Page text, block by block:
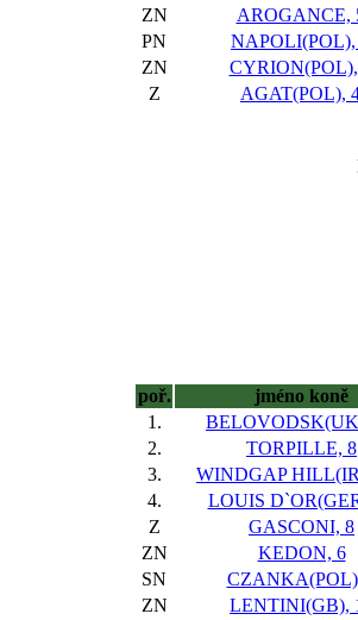
ZN
AROGANCE,
PN
NAPOLI(POL),
ZN
Z
AGAT(POL),
poř. jméno koně
1.
2.
TORPILLE, 8
3.
WINDGAP
4.
LOUIS
Z
GASCONI, 8
ZN
KEDON, 6
SN
ZN
LENTINI(GB),